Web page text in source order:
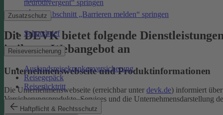
Zusatzschutz
Schutzbrief
Reiseversicherung
Auslandsreisekrankenversicherung
Reisegepäck
Reiserücktritt
Haftpflicht & Rechtsschutz
neurodivergent“ springen
Zu Abschnitt „Barrieren melden“ springen
Die DEVK bietet folgende
in ihrem Webangebot an
Unternehmenswebseite und Produktinformationen
Die Unternehmenswebseite (erreichbar unter devk.de) informiert über
Versicherungsprodukte, Services und die Unternehmensdarstellung
DEVK.